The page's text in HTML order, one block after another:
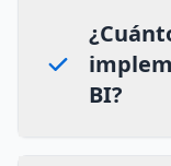
BI?